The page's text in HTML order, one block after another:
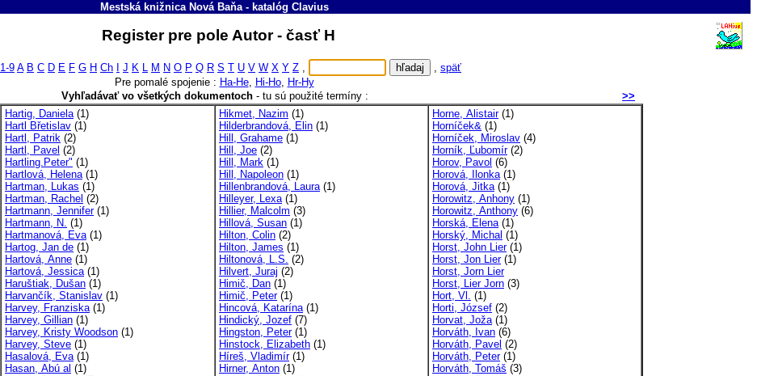
Mestská knižnica Nová Baňa- katalóg Clavius
Register pre pole Autor - časť H
1-9 A B C D E F G H Ch J K L M N O P Q R S T U V W X Y Z , , späť
Pre pomalé spojenie : Ha-He, Hi-Ho, Hr-Hy
Vyhľadávať vo všetkých dokumentoch- tu sú použité termíny :
>>
Hartig, Daniela(1)
Hartl Břetislav (1)
Hartl, Patrik (2)
Hartl, Pavel (2)
Hartling.Peter" (1)
Hartlová, Helena(1)
Hartman, Lukas (1)
Hartman, Rachel (2)
Hartmann, Jennifer(1)
Hartmann, N. (1)
Hartmanová, Eva(1)
Hartog, Jan de (1)
Hartová, Anne (1)
Hartová, Jessica(1)
Haruštiak, Dušan (1)
Harvančík, Stanislav (1)
Harvey, Franziska(1)
Harvey, Gillian (1)
Harvey, Kristy Woodson (1)
Harvey, Steve (1)
Hasalová, Eva(1)
Hasan, Abú al (1)
Hikmet, Nazim (1)
Hilderbrandová, Elin (1)
Hill, Grahame (1)
Hill, Joe (2)
Hill, Mark (1)
Hill, Napoleon (1)
Hillenbrandová, Laura(1)
Hilleyer, Lexa(1)
Hillier, Malcolm (3)
Hillová, Susan (1)
Hilton, Colin (2)
Hilton, James (1)
Hiltonová, L.S. (2)
Hilvert, Juraj (2)
Himič, Dan (1)
Himič, Peter(1)
Hincová, Katarína(1)
Hindický, Jozef (7)
Hingston, Peter(1)
Hinstock, Elizabeth (1)
Híreš, Vladimír(1)
Hirner, Anton (1)
Horne, Alistair(1)
Horníček& (1)
Horníček, Miroslav (4)
Horník, Ľubomír(2)
Horov, Pavol (6)
Horová, Ilonka(1)
Horová, Jitka(1)
Horowitz, Anhony (1)
Horowitz, Anthony (6)
Horská, Elena(1)
Horský, Michal (1)
Horst, John Lier(1)
Horst, Jon Lier(1)
Horst, Jorn Lier
Horst, Lier Jorn (3)
Hort, Vl. (1)
Horti, József (2)
Horvat, Joža(1)
Horváth, Ivan (6)
Horváth, Pavel (2)
Horváth, Peter(1)
Horváth, Tomáš (3)